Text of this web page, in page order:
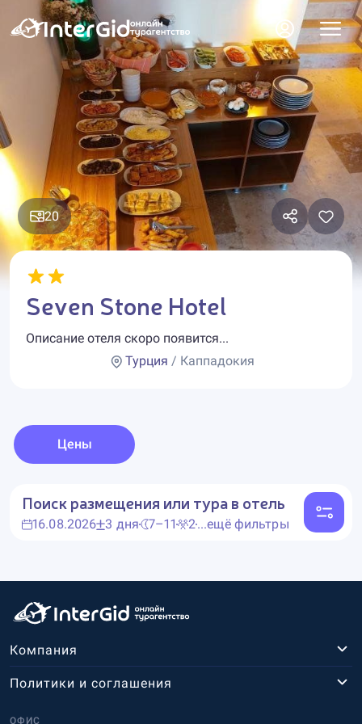
20
Seven Stone Hotel
Описание отеля скоро появится...
Турция / Каппадокия
Цены
Поиск размещения или тура в отель
16.08.2026 3 дня 7–11 2...ещё фильтры
Компания
ОФИС
Политики и соглашения